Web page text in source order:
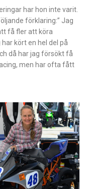
har hon inte varit.
förklaring:” Jag
få fler att köra
kört en hel del på
då har jag försökt få
men har ofta fått